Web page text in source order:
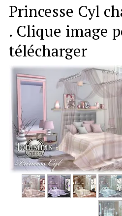
Princesse Cyl
. Clique image
télécharger